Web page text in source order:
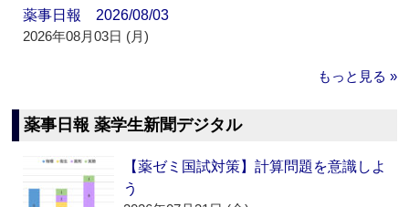
薬事日報 2026/08/03
2026年08月03日 (月)
もっと見る »
薬事日報 薬学生新聞デジタル
【薬ゼミ国試対策】計算問題を意識しよ
う